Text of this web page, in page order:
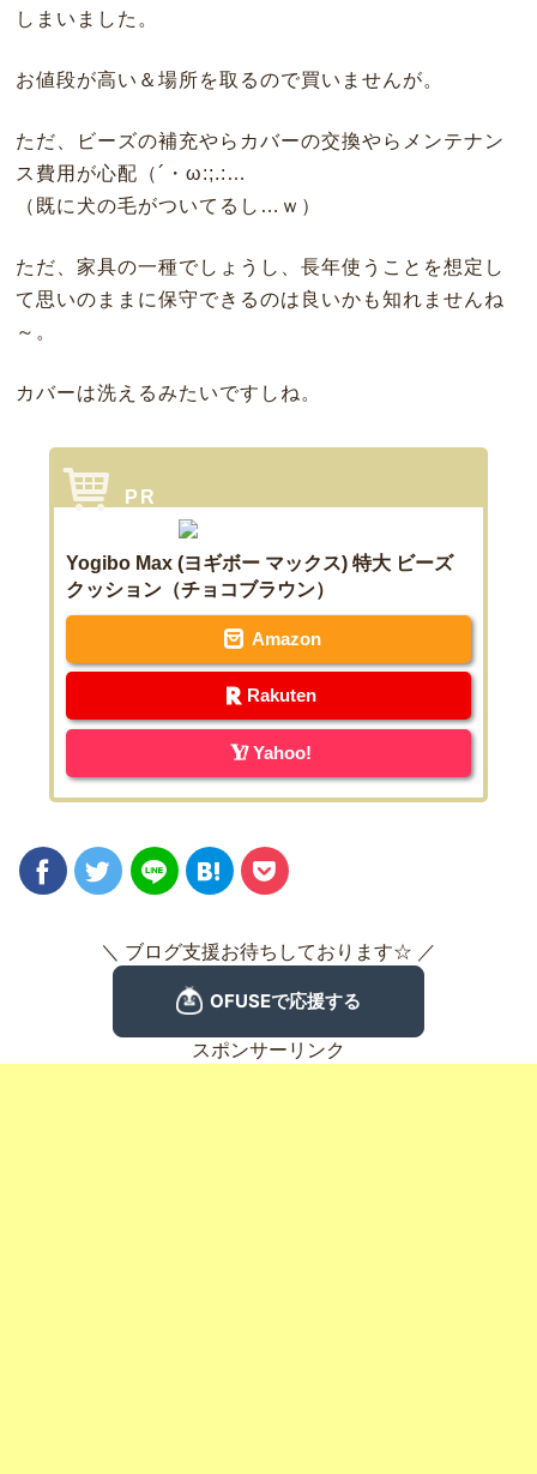
しまいました。
お値段が高い＆場所を取るので買いませんが。
ただ、ビーズの補充やらカバーの交換やらメンテナン
ス費用が心配（´・ω:;.:…
（既に犬の毛がついてるし…ｗ）
ただ、家具の一種でしょうし、長年使うことを想定し
て思いのままに保守できるのは良いかも知れませんね
～。
カバーは洗えるみたいですしね。
Yogibo Max (ヨギボー マックス) 特大 ビーズ
クッション（チョコブラウン）
Amazon
Rakuten
Yahoo!
＼ ブログ支援お待ちしております☆ ／
スポンサーリンク